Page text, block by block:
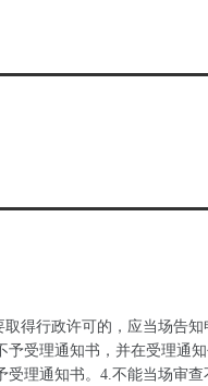
取得行政许可的，应当场告
予受理通知书，并在受理通
受理通知书。4.不能当场审